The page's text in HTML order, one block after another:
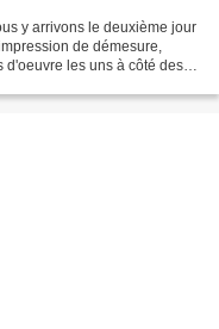
y arrivons le deuxième jour
de démesure,
d'oeuvre les uns à côté des